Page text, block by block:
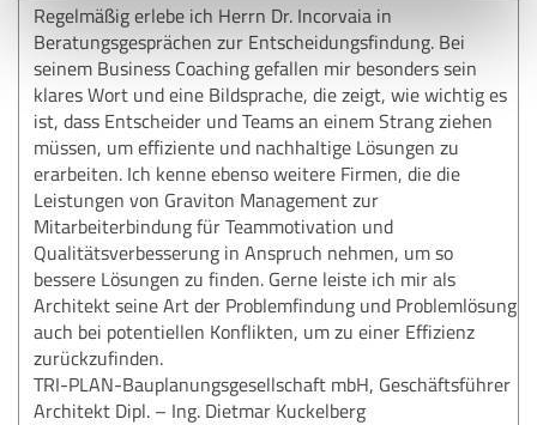
Regelmäßig erlebe ich Herrn Dr. Incorvaia in
Beratungsgesprächen zur Entscheidungsfindung. Bei
seinem Business Coaching gefallen mir besonders sein
klares Wort und eine Bildsprache, die zeigt, wie wichtig es
ist, dass Entscheider und Teams an einem Strang ziehen
müssen, um effiziente und nachhaltige Lösungen zu
erarbeiten. Ich kenne ebenso weitere Firmen, die die
Leistungen von Graviton Management zur
Mitarbeiterbindung für Teammotivation und
Qualitätsverbesserung in Anspruch nehmen, um so
bessere Lösungen zu finden. Gerne leiste ich mir als
Architekt seine Art der Problemfindung und Problemlösung
auch bei potentiellen Konflikten, um zu einer Effizienz
zurückzufinden.
TRI-PLAN-Bauplanungsgesellschaft mbH, Geschäftsführer
Architekt Dipl. – Ing. Dietmar Kuckelberg